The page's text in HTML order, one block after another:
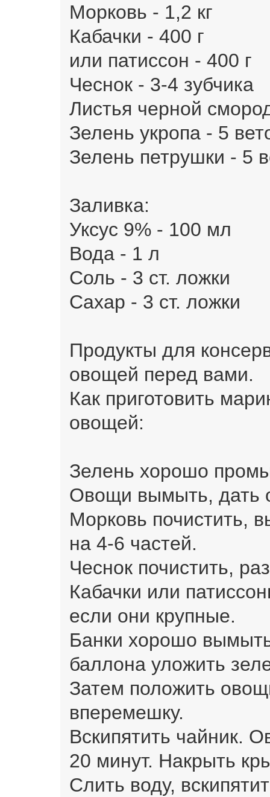
Морковь - 1,2 кг
Кабачки - 400 г
или патиссон - 400 г
Чеснок - 3-4 зубчика
Листья черной
Зелень укропа - 5
Зелень петрушки - 5
Заливка:
Уксус 9% - 100 мл
Вода - 1 л
Соль - 3 ст. ложки
Сахар - 3 ст. ложки
Продукты для
овощей перед вами.
Как приготовить
овощей:
Зелень хорошо
Овощи вымыть, дать
Морковь почистить,
на 4-6 частей.
Чеснок почистить,
Кабачки или
если они крупные.
Банки хорошо
баллона уложить
Затем положить
вперемешку.
Вскипятить чайник.
20 минут. Накрыть
Слить воду,